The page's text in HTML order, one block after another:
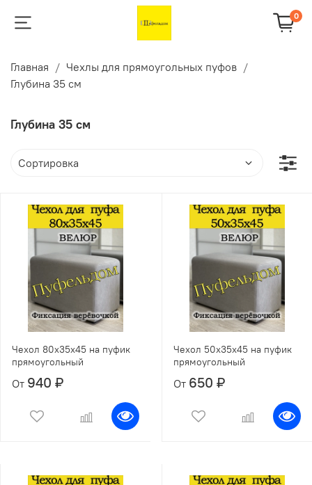
0
Главная
Чехлы для прямоугольных пуфов
Глубина 35 см
Глубина 35 см
Чехол 80х35х45 на пуфик
прямоугольный
От 940 ₽
Чехол 50х35х45 на пуфик
прямоугольный
От 650 ₽